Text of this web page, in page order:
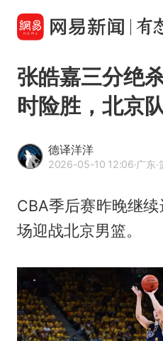
张皓嘉三分绝
时险胜，北京
德译洋洋
2026-05-10 12:06·广东
CBA季后赛昨晚继
场迎战北京男篮。